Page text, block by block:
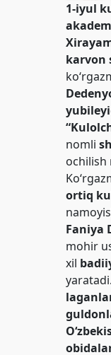
1-iyul
karvon
yubileyi
nomli
ochilish
ortiq
Faniya
mohir
xil